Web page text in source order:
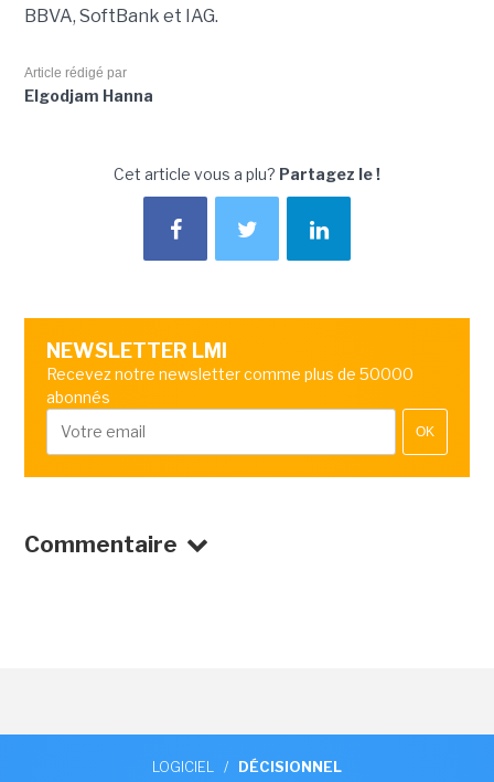
BBVA, SoftBank et IAG.
Article rédigé par
Elgodjam Hanna
Cet article vous a plu? Partagez le !
NEWSLETTER LMI
Recevez notre newsletter comme plus de 50000
abonnés
OK
Commentaire
LOGICIEL / DÉCISIONNEL